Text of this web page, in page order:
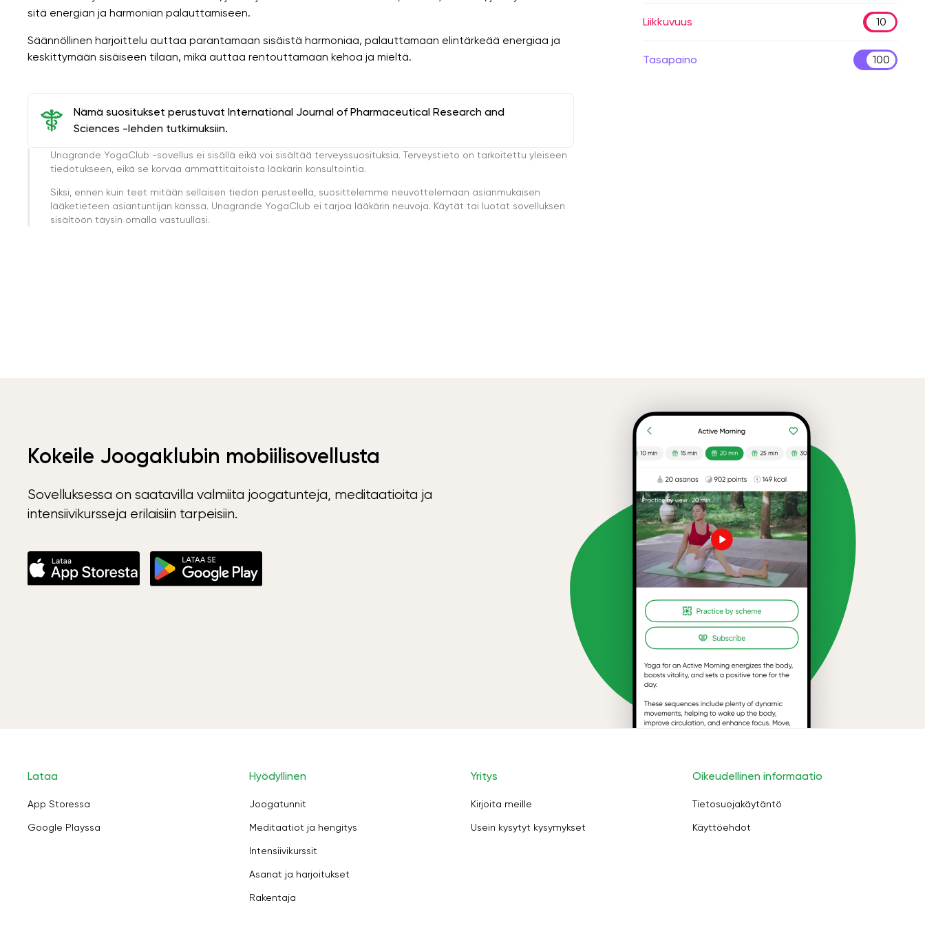
sitä energian ja harmonian palauttamiseen.
Säännöllinen harjoittelu auttaa parantamaan sisäistä harmoniaa, palauttamaan elintärkeää energiaa ja
keskittymään sisäiseen tilaan, mikä auttaa rentouttamaan kehoa ja mieltä.
Nämä suositukset perustuvat International Journal of Pharmaceutical Research and
Sciences -lehden tutkimuksiin.
Unagrande YogaClub -sovellus ei sisällä eikä voi sisältää terveyssuosituksia. Terveystieto on tarkoitettu yleiseen
tiedotukseen, eikä se korvaa ammattitaitoista lääkärin konsultointia.
Siksi, ennen kuin teet mitään sellaisen tiedon perusteella, suosittelemme neuvottelemaan asianmukaisen
lääketieteen asiantuntijan kanssa. Unagrande YogaClub ei tarjoa lääkärin neuvoja. Käytät tai luotat sovelluksen
sisältöön täysin omalla vastuullasi.
Liikkuvuus 10
Tasapaino 100
Kokeile Joogaklubin mobiilisovellusta
Sovelluksessa on saatavilla valmiita joogatunteja, meditaatioita ja
intensiivikursseja erilaisiin tarpeisiin.
Lataa
App Storessa
Google Playssa
Hyödyllinen
Joogatunnit
Meditaatiot ja hengitys
Intensiivikurssit
Asanat ja harjoitukset
Rakentaja
Yritys
Kirjoita meille
Usein kysytyt kysymykset
Oikeudellinen informaatio
Tietosuojakäytäntö
Käyttöehdot